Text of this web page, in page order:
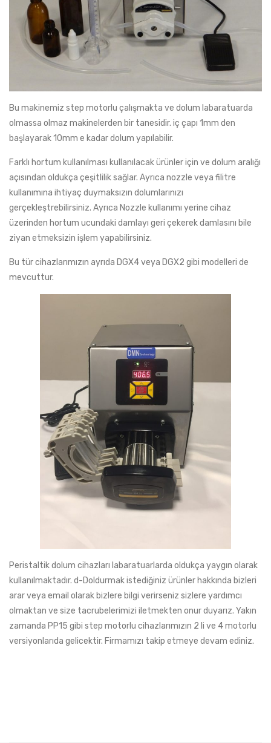
Bu makinemiz step motorlu çalışmakta ve dolum labaratuarda
olmassa olmaz makinelerden bir tanesidir. iç çapı 1mm den
başlayarak 10mm e kadar dolum yapılabilir.
Farklı hortum kullanılması kullanılacak ürünler için ve dolum aralığı
açısından oldukça çeşitlilik sağlar. Ayrıca nozzle veya filitre
kullanımına ihtiyaç duymaksızın dolumlarınızı
gerçekleştrebilirsiniz. Ayrıca Nozzle kullanımı yerine cihaz
üzerinden hortum ucundaki damlayı geri çekerek damlasını bile
ziyan etmeksizin işlem yapabilirsiniz.
Bu tür cihazlarımızın ayrıda DGX4 veya DGX2 gibi modelleri de
mevcuttur.
Peristaltik dolum cihazları labaratuarlarda oldukça yaygın olarak
kullanılmaktadır. d-Doldurmak istediğiniz ürünler hakkında bizleri
arar veya email olarak bizlere bilgi verirseniz sizlere yardımcı
olmaktan ve size tacrubelerimizi iletmekten onur duyarız. Yakın
zamanda PP15 gibi step motorlu cihazlarımızın 2 li ve 4 motorlu
versiyonlarıda gelicektir. Firmamızı takip etmeye devam ediniz.